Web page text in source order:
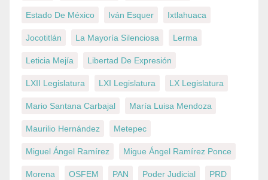
Estado De México Iván Esquer Ixtlahuaca
Jocotitlán La Mayoría Silenciosa Lerma
Leticia Mejía Libertad De Expresión
LXII Legislatura LXI Legislatura LX Legislatura
Mario Santana Carbajal María Luisa Mendoza
Maurilio Hernández Metepec
Miguel Ángel Ramírez Migue Ángel Ramírez Ponce
Morena OSFEM PAN Poder Judicial PRD